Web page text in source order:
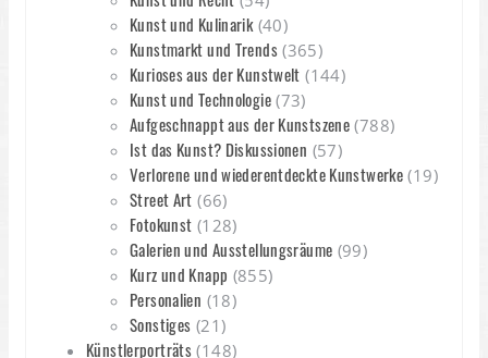
Kunst und Kulinarik(40)
Kunstmarkt und Trends(365)
Kurioses aus der Kunstwelt (144)
Kunst und Technologie(73)
Aufgeschnappt aus der Kunstszene (788)
Ist das Kunst? Diskussionen (57)
Verlorene und wiederentdeckte Kunstwerke (19)
Street Art (66)
Fotokunst (128)
Galerien und Ausstellungsräume (99)
Kurz und Knapp (855)
Personalien (18)
Sonstiges (21)
Künstlerporträts (148)